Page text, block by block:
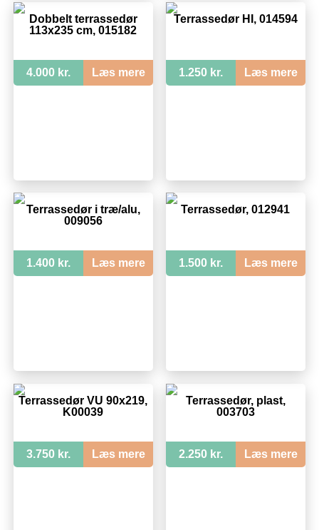
Dobbelt terrassedør
113x235 cm, 015182
4.000 kr. Læs mere
Terrassedør HI, 014594
1.250 kr. Læs mere
Terrassedør i træ/alu,
009056
1.400 kr. Læs mere
Terrassedør, 012941
1.500 kr. Læs mere
Terrassedør VU 90x219,
K00039
3.750 kr. Læs mere
Terrassedør, plast,
003703
2.250 kr. Læs mere